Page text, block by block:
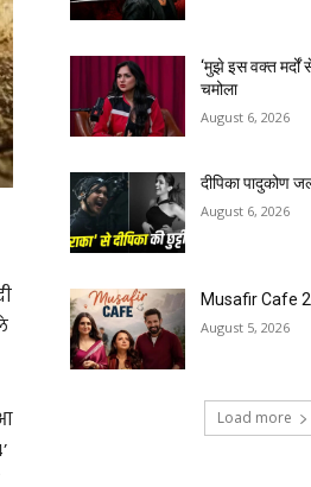
‘मुझे इस वक्त मर्दों
चमोला
August 6, 2026
दीपिका पादुकोण
August 6, 2026
Musafir Cafe 2
August 5, 2026
Load more